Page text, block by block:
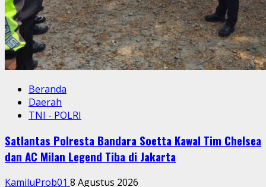
Beranda
Daerah
TNI - POLRI
Satlantas Polresta Bandara Soetta Kawal Tim Chelsea
dan AC Milan Legend Tiba di Jakarta
KamiluProb01 8 Agustus 2026